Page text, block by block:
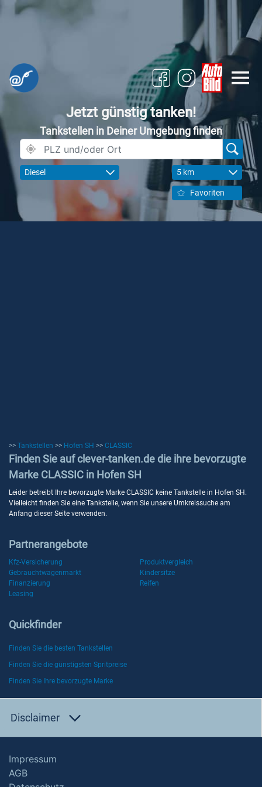
Jetzt günstig tanken!
Tankstellen in Deiner Umgebung finden
Diesel 5 km
Favoriten
>> Tankstellen >> Hofen SH >> CLASSIC
Finden Sie auf clever-tanken.de die ihre bevorzugte
Marke CLASSIC in Hofen SH
Leider betreibt Ihre bevorzugte Marke CLASSIC keine Tankstelle in Hofen SH.
Vielleicht finden Sie eine Tankstelle, wenn Sie unsere Umkreissuche am
Anfang dieser Seite verwenden.
Partnerangebote
Kfz-Versicherung
Produktvergleich
Gebrauchtwagenmarkt
Kindersitze
Finanzierung
Reifen
Leasing
Quickfinder
Finden Sie die besten Tankstellen
Finden Sie die günstigsten Spritpreise
Finden Sie Ihre bevorzugte Marke
Disclaimer
Impressum
AGB